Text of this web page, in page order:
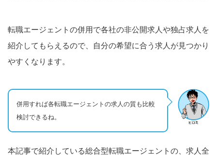
転職エージェントの併用で各社の非公開求人や独占求人を
紹介してもらえるので、自分の希望に合う求人が見つかり
やすくなります。
併用すれば各転職エージェントの求人の質も比較
検討できるね。
本記事で紹介している総合型転職エージェントの、求人全